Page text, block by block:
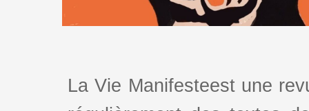
La Vie Manifesteest une